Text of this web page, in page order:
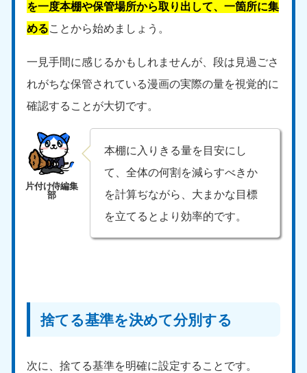
を一度本棚や保管場所から取り出して、一箇所に集
めることから始めましょう。
一見手間に感じるかもしれませんが、段は見過ごさ
れがちな保管されている漫画の実際の量を視覚的に
確認することが大切です。
本棚に入りきる量を目安にし
て、全体の何割を減らすべきか
を計算ぢながら、大まかな目標
を立てるとより効率的です。
捨てる基準を決めて分別する
次に、捨てる基準を明確に設定することです。